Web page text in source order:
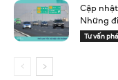
Cập
Những
Tư vấn